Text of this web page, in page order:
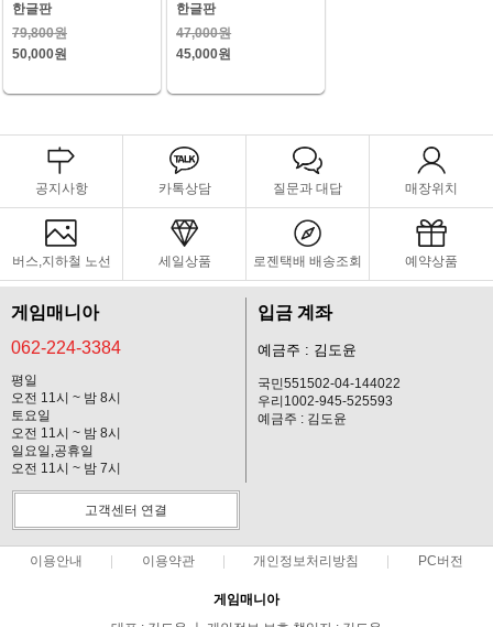
한글판
79,800원
50,000원
한글판
47,000원
45,000원
공지사항 카톡상담 질문과 대답 매장위치
버스,지하철 노선 세일상품 로젠택배 배송조회 예약상품
게임매니아
062-224-3384
평일
오전 11시 ~ 밤 8시
토요일
오전 11시 ~ 밤 8시
일요일,공휴일
오전 11시 ~ 밤 7시
입금 계좌
예금주 : 김도윤
국민551502-04-144022
우리1002-945-525593
예금주 : 김도윤
고객센터 연결
이용안내 이용약관 개인정보처리방침 PC버전
게임매니아